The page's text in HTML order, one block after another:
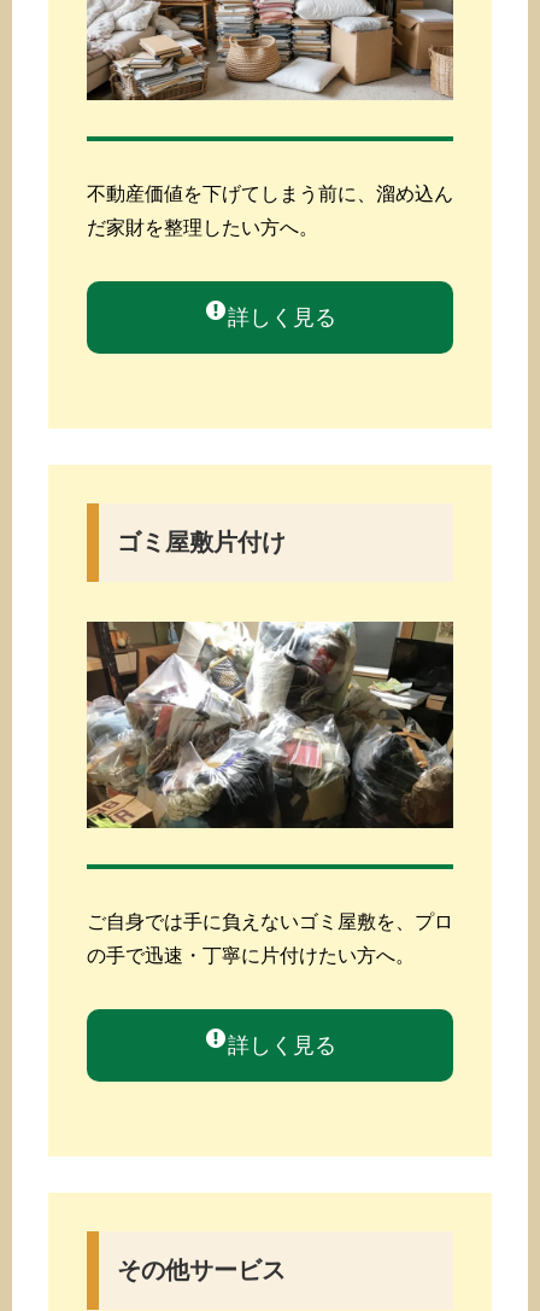
不動産価値を下げてしまう前に、溜め込ん
だ家財を整理したい方へ。
詳しく見る
ゴミ屋敷片付け
ご自身では手に負えないゴミ屋敷を、プロ
の手で迅速・丁寧に片付けたい方へ。
詳しく見る
その他サービス